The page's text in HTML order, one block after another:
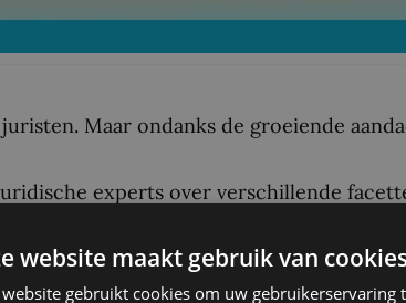
Maar ondanks de groeiende
experts over verschillende
modellen, interfaces, organisaties en
Cuijpers (Tilburg University/Juridische
Maastricht), Quirine van Eeden
website maakt gebruik van
website gebruikt cookies om uw gebruikerservaring